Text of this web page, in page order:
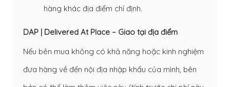
hàng khác địa điểm chỉ định.
DAP | Delivered At Place – Giao tại địa điểm
Nếu bên mua không có khả năng hoặc kinh nghiệm
đưa hàng về đến nội địa nhập khẩu của mình, bên